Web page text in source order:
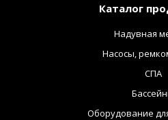
Каталог
Надувная
Насосы,
СПА
Оборудование